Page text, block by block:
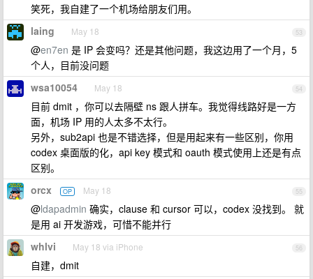
笑死，我自建了一个机场给朋友们用。
53
laing May 18
@en7en 是 IP 会变吗？还是其他问题，我这边用了一个月，5
个人，目前没问题
54
wsa10054 May 18
目前 dmit ，你可以去隔壁 ns 跟人拼车。我觉得线路好是一方
面，机场 IP 用的人太多不太行。
另外，sub2api 也是不错选择，但是用起来有一些区别，你用
codex 桌面版的化，api key 模式和 oauth 模式使用上还是有点
区别。
55
orcx OP May 18
@ldapadmin 确实，clause 和 cursor 可以，codex 没找到。 就
是用 ai 开发游戏，可惜不能并行
56
whlvi May 18 via iPhone
自建，dmit